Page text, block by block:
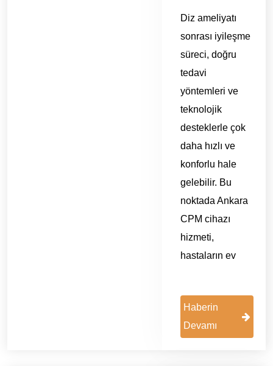
Diz ameliyatı
sonrası iyileşme
süreci, doğru
tedavi
yöntemleri ve
teknolojik
desteklerle çok
daha hızlı ve
konforlu hale
gelebilir. Bu
noktada Ankara
CPM cihazı
hizmeti,
hastaların ev
Haberin
Devamı